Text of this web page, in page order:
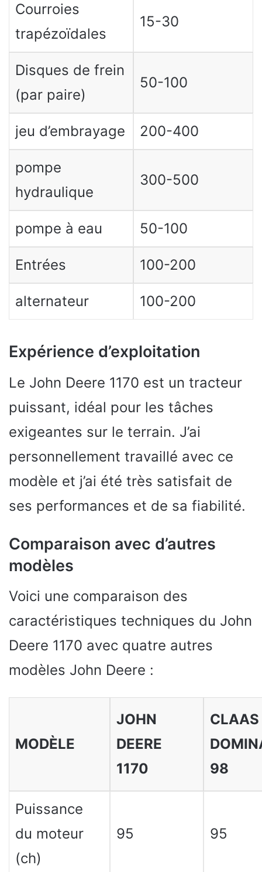
Courroies
trapézoïdales
15-30
Disques de frein
(par paire)
50-100
jeu d’embrayage 200-400
pompe
hydraulique
300-500
pompe à eau 50-100
Entrées 100-200
alternateur 100-200
Expérience d’exploitation
Le John Deere 1170 est un tracteur
puissant, idéal pour les tâches
exigeantes sur le terrain. J’ai
personnellement travaillé avec ce
modèle et j’ai été très satisfait de
ses performances et de sa fiabilité.
Comparaison avec d’autres
modèles
Voici une comparaison des
caractéristiques techniques du John
Deere 1170 avec quatre autres
modèles John Deere :
MODÈLE
JOHN
DEERE
1170
CLAAS
98
Puissance
du moteur
(ch)
95 95